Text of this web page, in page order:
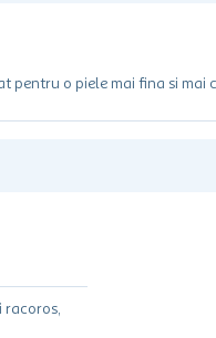
pentru o piele mai fina si
racoros,